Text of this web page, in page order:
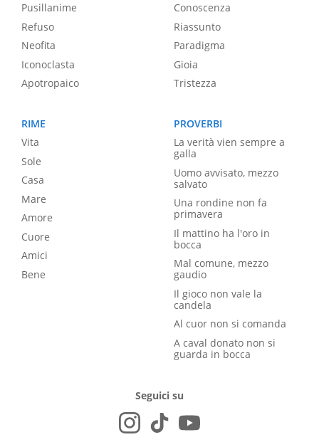
Pusillanime
Refuso
Neofita
Iconoclasta
Apotropaico
Conoscenza
Riassunto
Paradigma
Gioia
Tristezza
RIME
Vita
Sole
Casa
Mare
Amore
Cuore
Amici
Bene
PROVERBI
La verità vien sempre a
galla
Uomo avvisato, mezzo
salvato
Una rondine non fa
primavera
Il mattino ha l'oro in
bocca
Mal comune, mezzo
gaudio
Il gioco non vale la
candela
Al cuor non si comanda
A caval donato non si
guarda in bocca
Seguici su